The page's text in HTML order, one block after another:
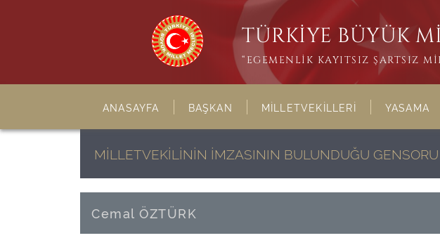
TÜRKİYE BÜYÜK
“EGEMENLİK KAYITSIZ ŞARTSIZ
ANASAYFA BAŞKAN MİLLETVEKİLLERİ YASAMA
MİLLETVEKİLİNİN İMZASININ BULUNDUĞU GENSORU
Cemal ÖZTÜRK